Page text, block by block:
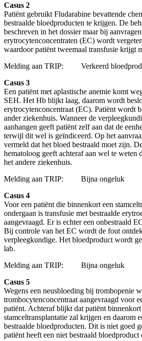
Casus 2
Patiënt gebruikt Fludarabine bevattende
bestraalde bloedproducten te krijgen. De
beschreven in het dossier maar bij
erytrocytenconcentraten (EC) wordt
waardoor patiënt tweemaal transfusie krijgt
Melding aan TRIP: Verkeerd
Casus 3
Een patiënt met aplastische anemie komt
SEH. Het Hb blijkt laag, daarom wordt
erytrocytenconcentraat (EC). Patiënt wordt
ander ziekenhuis. Wanneer de
aanhangen geeft patiënt zelf aan dat de
terwijl dit wel is geïndiceerd. Op het
vermeld dat het bloed bestraald moet zijn.
hematoloog geeft achteraf aan wel te weten
het andere ziekenhuis.
Melding aan TRIP: Bijna ongeluk
Casus 4
Voor een patiënt die binnenkort een
ondergaan is transfusie met bestraalde
aangevraagd. Er is echter een onbestraald
Bij controle van het EC wordt de fout
verpleegkundige. Het bloedproduct wordt
lab.
Melding aan TRIP: Bijna ongeluk
Casus 5
Wegens een neusbloeding bij trombopenie
trombocytenconcentraat aangevraagd voor
patiënt. Achteraf blijkt dat patiënt binnenkort
stamceltransplantatie zal krijgen en daarom
bestraalde bloedproducten. Dit is niet goed
patiënt heeft een niet bestraald bloedproduct